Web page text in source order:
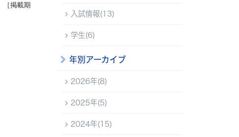
入試情報(13)
学生(6)
年別アーカイブ
2026年(8)
2025年(5)
2024年(15)
［掲載期